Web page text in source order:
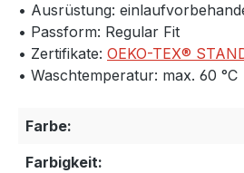
• Ausrüstung:
• Passform: Regular Fit
• Zertifikate: OEKO-TEX®
• Waschtemperatur: max. 60 °C
Farbe:
Farbigkeit: